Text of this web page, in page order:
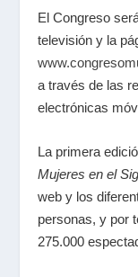
El Congreso
televisión y la
a través de las
electrónicas
La primera
Mujeres en el
web y los
personas, y por
275.000